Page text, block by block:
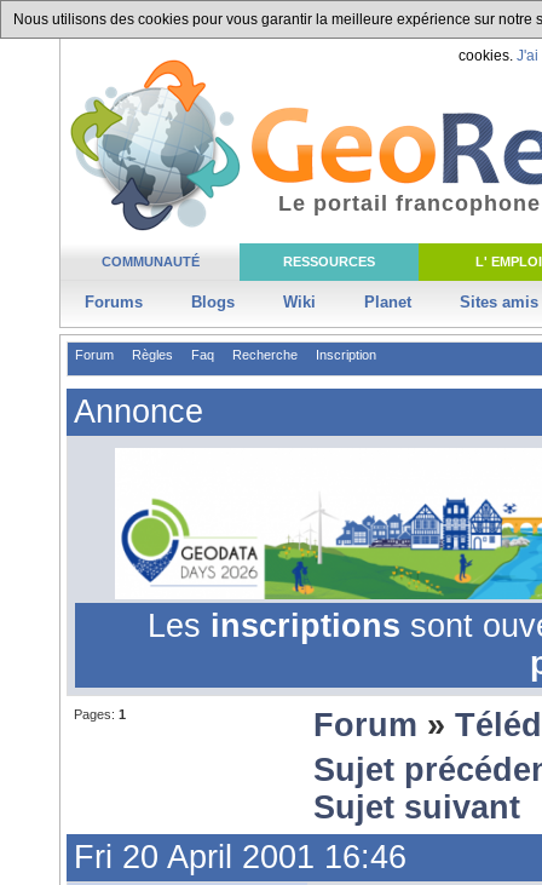
Nous utilisons des cookies pour vous garantir la meilleure expérience sur
cookies. J'ai
COMMUNAUTÉ RESSOURCES L' EMPLOI
Forums Blogs Wiki Planet Sites amis
Le portail
Forum Règles Faq Recherche Inscription
Annonce
Les inscriptions sont
Pages: 1 Forum »
Sujet
Sujet suivant
Fri 20 April 2001 16:46